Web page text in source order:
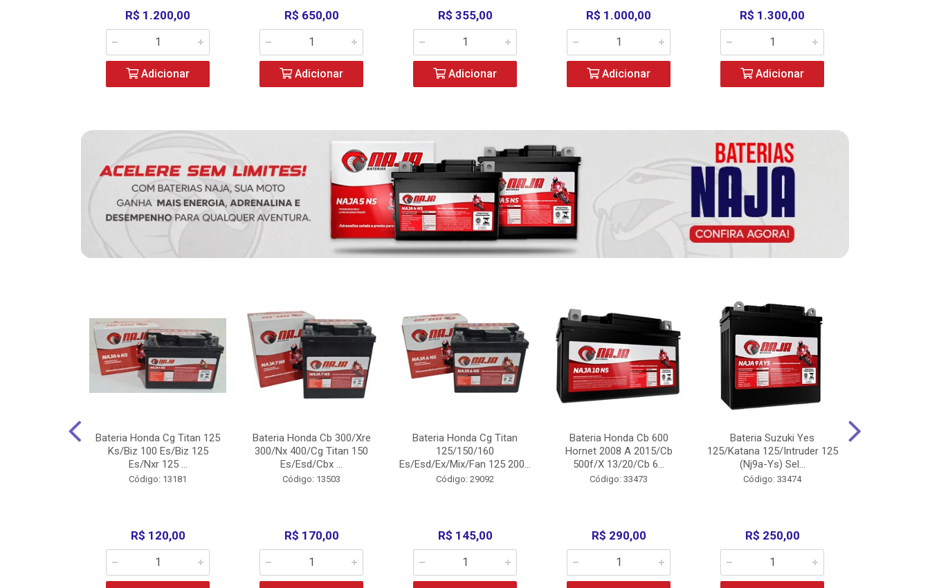
R$ 1.200,00
Adicionar
R$ 650,00
Adicionar
R$ 355,00
Adicionar
R$ 1.000,00
Adicionar
R$ 1.300,00
Adicionar
Bateria Honda Cg Titan 125
Ks/Biz 100 Es/Biz 125
Es/Nxr 125 ...
Código: 13181
R$ 120,00
Bateria Honda Cb 300/Xre
300/Nx 400/Cg Titan 150
Es/Esd/Cbx ...
Código: 13503
R$ 170,00
Bateria Honda Cg Titan
125/150/160
Es/Esd/Ex/Mix/Fan 125 200...
Código: 29092
R$ 145,00
Bateria Honda Cb 600
Hornet 2008 A 2015/Cb
500f/X 13/20/Cb 6...
Código: 33473
R$ 290,00
Bateria Suzuki Yes
125/Katana 125/Intruder 125
(Nj9a-Ys) Sel...
Código: 33474
R$ 250,00